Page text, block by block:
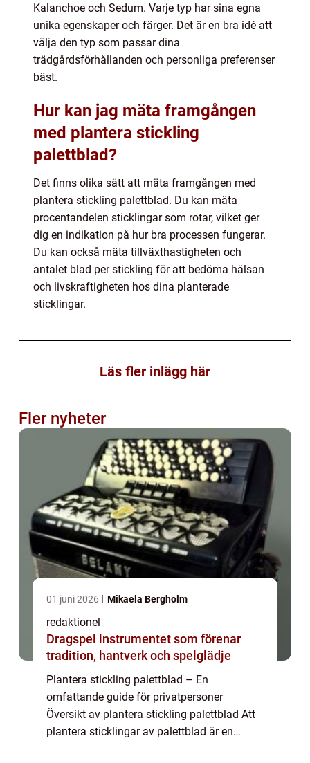
Kalanchoe och Sedum. Varje typ har sina egna
unika egenskaper och färger. Det är en bra idé att
välja den typ som passar dina
trädgårdsförhållanden och personliga preferenser
bäst.
Hur kan jag mäta framgången
med plantera stickling
palettblad?
Det finns olika sätt att mäta framgången med
plantera stickling palettblad. Du kan mäta
procentandelen sticklingar som rotar, vilket ger
dig en indikation på hur bra processen fungerar.
Du kan också mäta tillväxthastigheten och
antalet blad per stickling för att bedöma hälsan
och livskraftigheten hos dina planterade
sticklingar.
Läs fler inlägg här
Fler nyheter
01 juni 2026 Mikaela Bergholm
redaktionel
Dragspel instrumentet som förenar
tradition, hantverk och spelglädje
Plantera stickling palettblad – En
omfattande guide för privatpersoner
Översikt av plantera stickling palettblad Att
plantera sticklingar av palettblad är en